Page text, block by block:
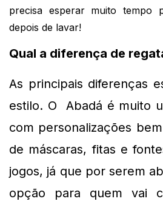
precisa esperar muito tempo
depois de lavar!
Qual a diferença de
As principais diferenças
estilo. O  Abadá é muito
com personalizações
de máscaras, fitas e
jogos, já que por serem
opção para quem vai